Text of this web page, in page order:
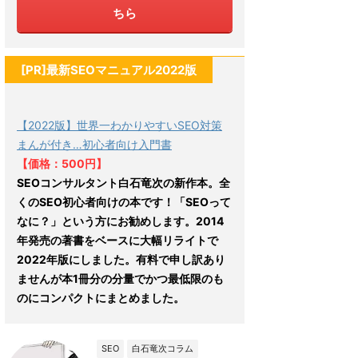
ちら
[PR]最新SEOマニュアル2022版
【2022版】世界一わかりやすいSEO対策
まんが付き…初心者向け入門書
【価格：500円】
SEOコンサルタント白石竜次の新作本。全
くのSEO初心者向けの本です！「SEOって
なに？」という方にお勧めします。2014
年発売の著書をベースに大幅リライトで
2022年版にしました。有料で申し訳あり
ませんが本1冊分の分量でかつ最低限のも
のにコンパクトにまとめました。
SEO 白石竜次コラム